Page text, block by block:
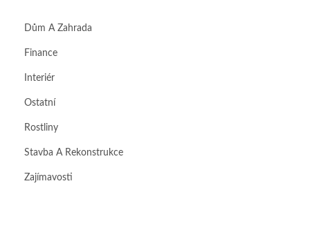
Dům A Zahrada
Finance
Interiér
Ostatní
Rostliny
Stavba A Rekonstrukce
Zajímavosti